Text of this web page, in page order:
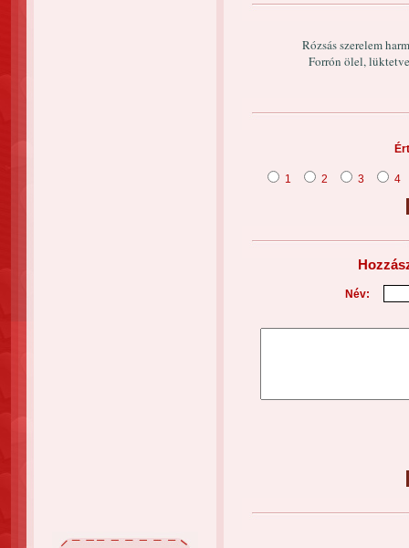
Rózsás szerelem
Forrón ölel,
1 2 3 4
Név: